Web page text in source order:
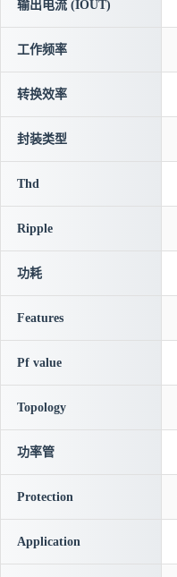
输出电流 (IOUT)
工作频率
转换效率
封装类型
Thd
Ripple
功耗
Features
Pf value
Topology
功率管
Protection
Application